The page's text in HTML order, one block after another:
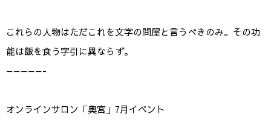
これらの人物はただこれを文字の問屋と言うべきのみ。その功
能は飯を食う字引に異ならず。
—————-
オンラインサロン「奥宮」7月イベント